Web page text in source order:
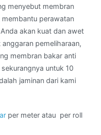
menyebut membran
perawatan
akan kuat dan awet
pemeliharaan,
membran bakar anti
untuk 10
jaminan dari kami
per meter atau per roll